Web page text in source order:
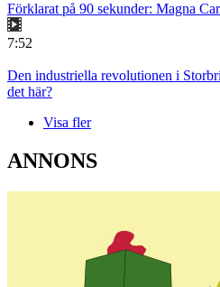
Förklarat på 90 sekunder: Magna
7:52
Den industriella revolutionen i
det här?
Visa fler
ANNONS